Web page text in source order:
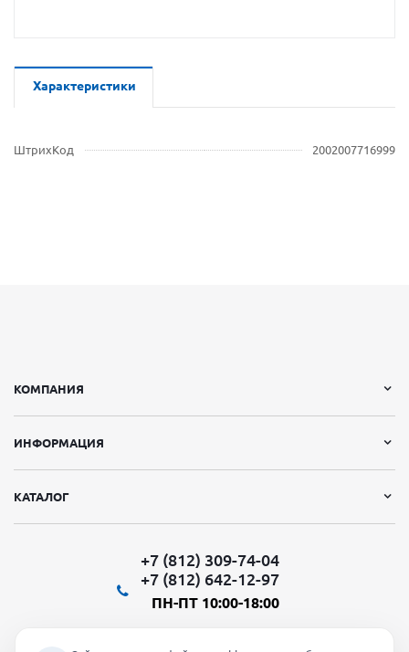
Характеристики
ШтрихКод 2002007716999
КОМПАНИЯ
ИНФОРМАЦИЯ
КАТАЛОГ
+7 (812) 309-74-04
+7 (812) 642-12-97
ПН-ПТ 10:00-18:00